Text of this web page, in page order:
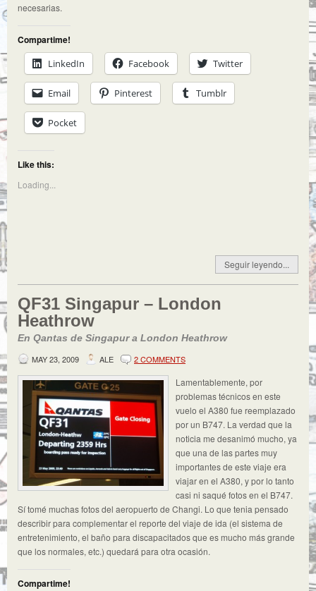
necesarias.
Compartime!
LinkedIn
Facebook Twitter
Email Pinterest Tumblr
Pocket
Like this:
Loading...
Seguir leyendo...
QF31 Singapur – London
Heathrow
En Qantas de Singapur a London Heathrow
MAY 23, 2009
ALE 2 COMMENTS
Lamentablemente, por
problemas técnicos en este
vuelo el A380 fue reemplazado
por un B747. La verdad que la
noticia me desanimó mucho, ya
que una de las partes muy
importantes de este viaje era
viajar en el A380, y por lo tanto
casi ni saqué fotos en el B747.
Sí tomé muchas fotos del aeropuerto de Changi. Lo que tenia pensado
describir para complementar el reporte del viaje de ida (el sistema de
entretenimiento, el baño para discapacitados que es mucho más grande
que los normales, etc.) quedará para otra ocasión.
Compartime!